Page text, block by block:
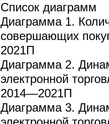
Список диаграмм
Диаграмма 1.
совершающих
2021П
Диаграмма 2.
электронной
2014—2021П
Диаграмма 3.